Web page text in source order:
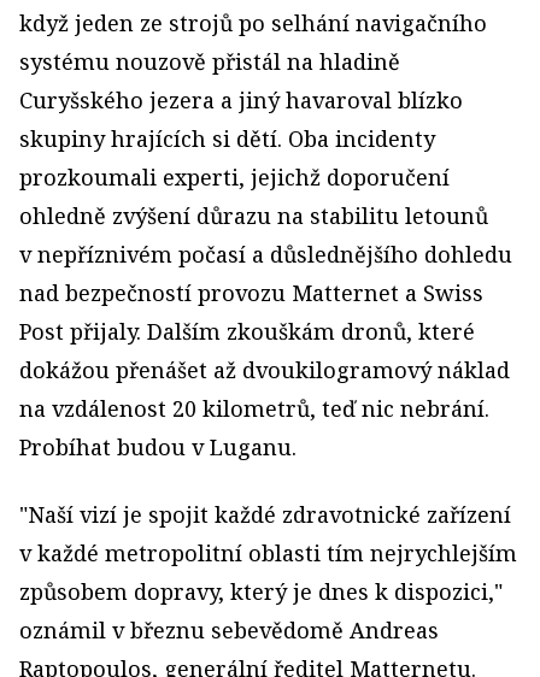
když jeden ze strojů po selhání navigačního
systému nouzově přistál na hladině
Curyšského jezera a jiný havaroval blízko
skupiny hrajících si dětí. Oba incidenty
prozkoumali experti, jejichž doporučení
ohledně zvýšení důrazu na stabilitu letounů
v nepříznivém počasí a důslednějšího dohledu
nad bezpečností provozu Matternet a Swiss
Post přijaly. Dalším zkouškám dronů, které
dokážou přenášet až dvoukilogramový náklad
na vzdálenost 20 kilometrů, teď nic nebrání.
Probíhat budou v Luganu.
"Naší vizí je spojit každé zdravotnické zařízení
v každé metropolitní oblasti tím nejrychlejším
způsobem dopravy, který je dnes k dispozici,"
oznámil v březnu sebevědomě Andreas
Raptopoulos, generální ředitel Matternetu.